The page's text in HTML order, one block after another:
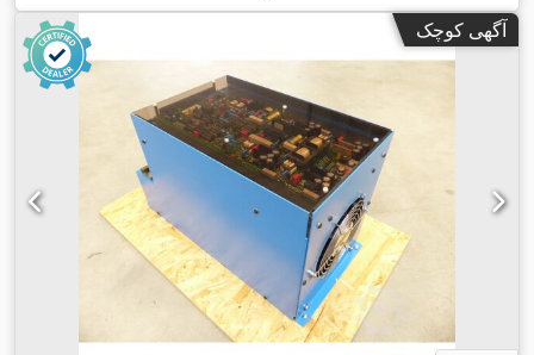
میلی‌متر, عرض کل:۱٬۹۶۰ میلی‌متر , ارتفاع کل:۵۹۰ میلی‌متر ,
آگهی کوچک